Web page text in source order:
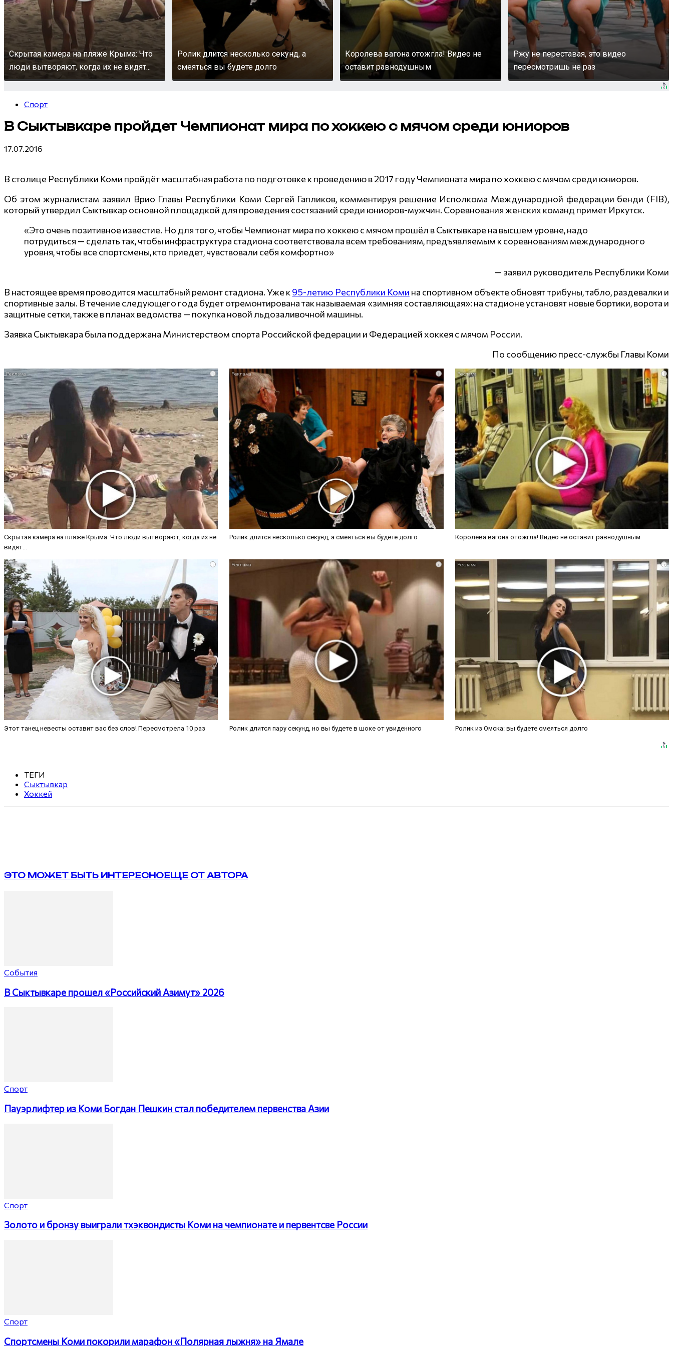
Скрытая камера на пляже Крыма: Что
люди вытворяют, когда их не видят...
Ролик длится несколько секунд, а
смеяться вы будете долго
Королева вагона отожгла! Видео не
оставит равнодушным
Ржу не переставая, это видео
пересмотришь не раз
Спорт
В Сыктывкаре пройдет Чемпионат мира по хоккею с мячом среди юниоров
17.07.2016
В столице Республики Коми пройдёт масштабная работа по подготовке к проведению в 2017 году Чемпионата мира по хоккею с мячом среди юниоров.
Об этом журналистам заявил Врио Главы Республики Коми Сергей Гапликов, комментируя решение Исполкома Международной федерации бенди (FIB),
который утвердил Сыктывкар основной площадкой для проведения состязаний среди юниоров-мужчин. Соревнования женских команд примет Иркутск.
«Это очень позитивное известие. Но для того, чтобы Чемпионат мира по хоккею с мячом прошёл в Сыктывкаре на высшем уровне, надо
потрудиться — сделать так, чтобы инфраструктура стадиона соответствовала всем требованиям, предъявляемым к соревнованиям международного
уровня, чтобы все спортсмены, кто приедет, чувствовали себя комфортно»
— заявил руководитель Республики Коми
В настоящее время проводится масштабный ремонт стадиона. Уже к95-летию Республики Коми на спортивном объекте обновят трибуны, табло, раздевалки и
спортивные залы. В течение следующего года будет отремонтирована так называемая «зимняя составляющая»: на стадионе установят новые бортики, ворота и
защитные сетки, также в планах ведомства — покупка новой льдозаливочной машины.
Заявка Сыктывкара была поддержана Министерством спорта Российской федерации и Федерацией хоккея с мячом России.
По сообщению пресс-службы Главы Коми
i
Скрытая камера на пляже Крыма: Что люди вытворяют, когда их не
видят...
i
Ролик длится несколько секунд, а смеяться вы будете долго
i
Королева вагона отожгла! Видео не оставит равнодушным
i
Этот танец невесты оставит вас без слов! Пересмотрела 10 раз
i
Ролик длится пару секунд, но вы будете в шоке от увиденного
i
Ролик из Омска: вы будете смеяться долго
ТЕГИ
Сыктывкар
Хоккей
ЭТО МОЖЕТ БЫТЬ ИНТЕРЕСНОЕЩЕ ОТ АВТОРА
События
В Сыктывкаре прошел «Российский Азимут» 2026
Спорт
Пауэрлифтер из Коми Богдан Пешкин стал победителем первенства Азии
Спорт
Золото и бронзу выиграли тхэквондисты Коми на чемпионате и первентсве России
Спорт
Спортсмены Коми покорили марафон «Полярная лыжня» на Ямале